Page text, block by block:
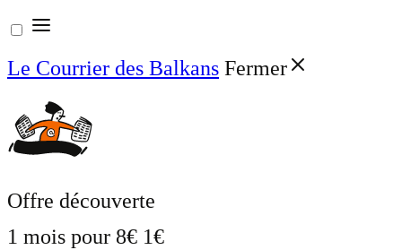
Aller
au
contenu
Le Courrier des Balkans Fermer
Offre découverte
1 mois pour 8€ 1€